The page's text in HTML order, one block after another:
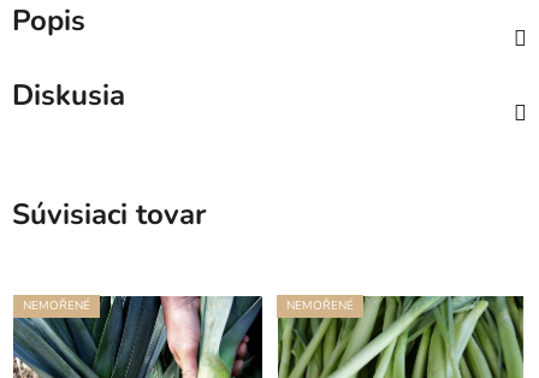
Popis
Diskusia
Súvisiaci tovar
NEMOŘENÉ NEMOŘENÉ